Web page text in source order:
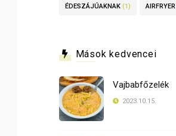
ÉDESZÁJÚAKNAK (1) AIRFRYER
Mások kedvencei
Vajbabfőzelék
2023.10.15.